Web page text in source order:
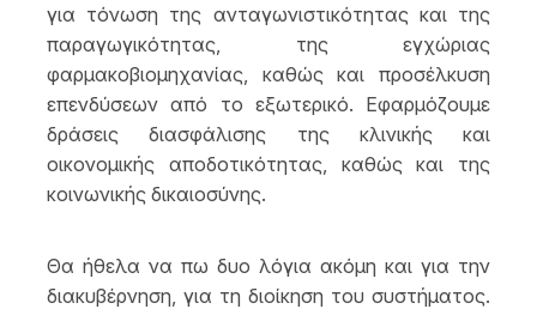
για τόνωση της ανταγωνιστικότητας και της
παραγωγικότητας, της εγχώριας
φαρμακοβιομηχανίας, καθώς και προσέλκυση
επενδύσεων από το εξωτερικό. Εφαρμόζουμε
δράσεις διασφάλισης της κλινικής και
οικονομικής αποδοτικότητας, καθώς και της
κοινωνικής δικαιοσύνης.
Θα ήθελα να πω δυο λόγια ακόμη και για την
διακυβέρνηση, για τη διοίκηση του συστήματος.